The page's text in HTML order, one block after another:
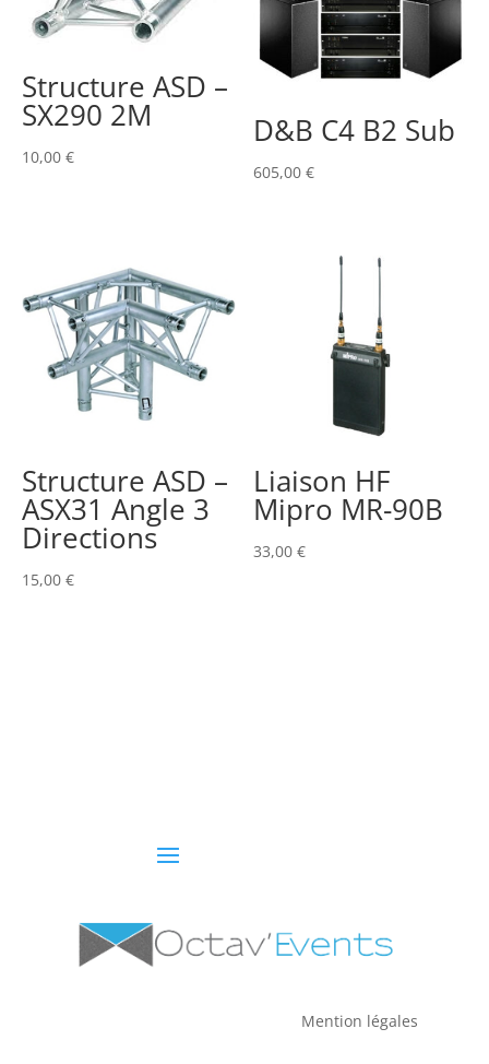
Structure ASD –
SX290 2M
10,00 €
D&B C4 B2 Sub
605,00€
Structure ASD –
ASX31 Angle 3
Directions
15,00 €
Liaison HF
Mipro MR-90B
33,00€
Mention légales